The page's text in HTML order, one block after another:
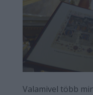
Valamivel több